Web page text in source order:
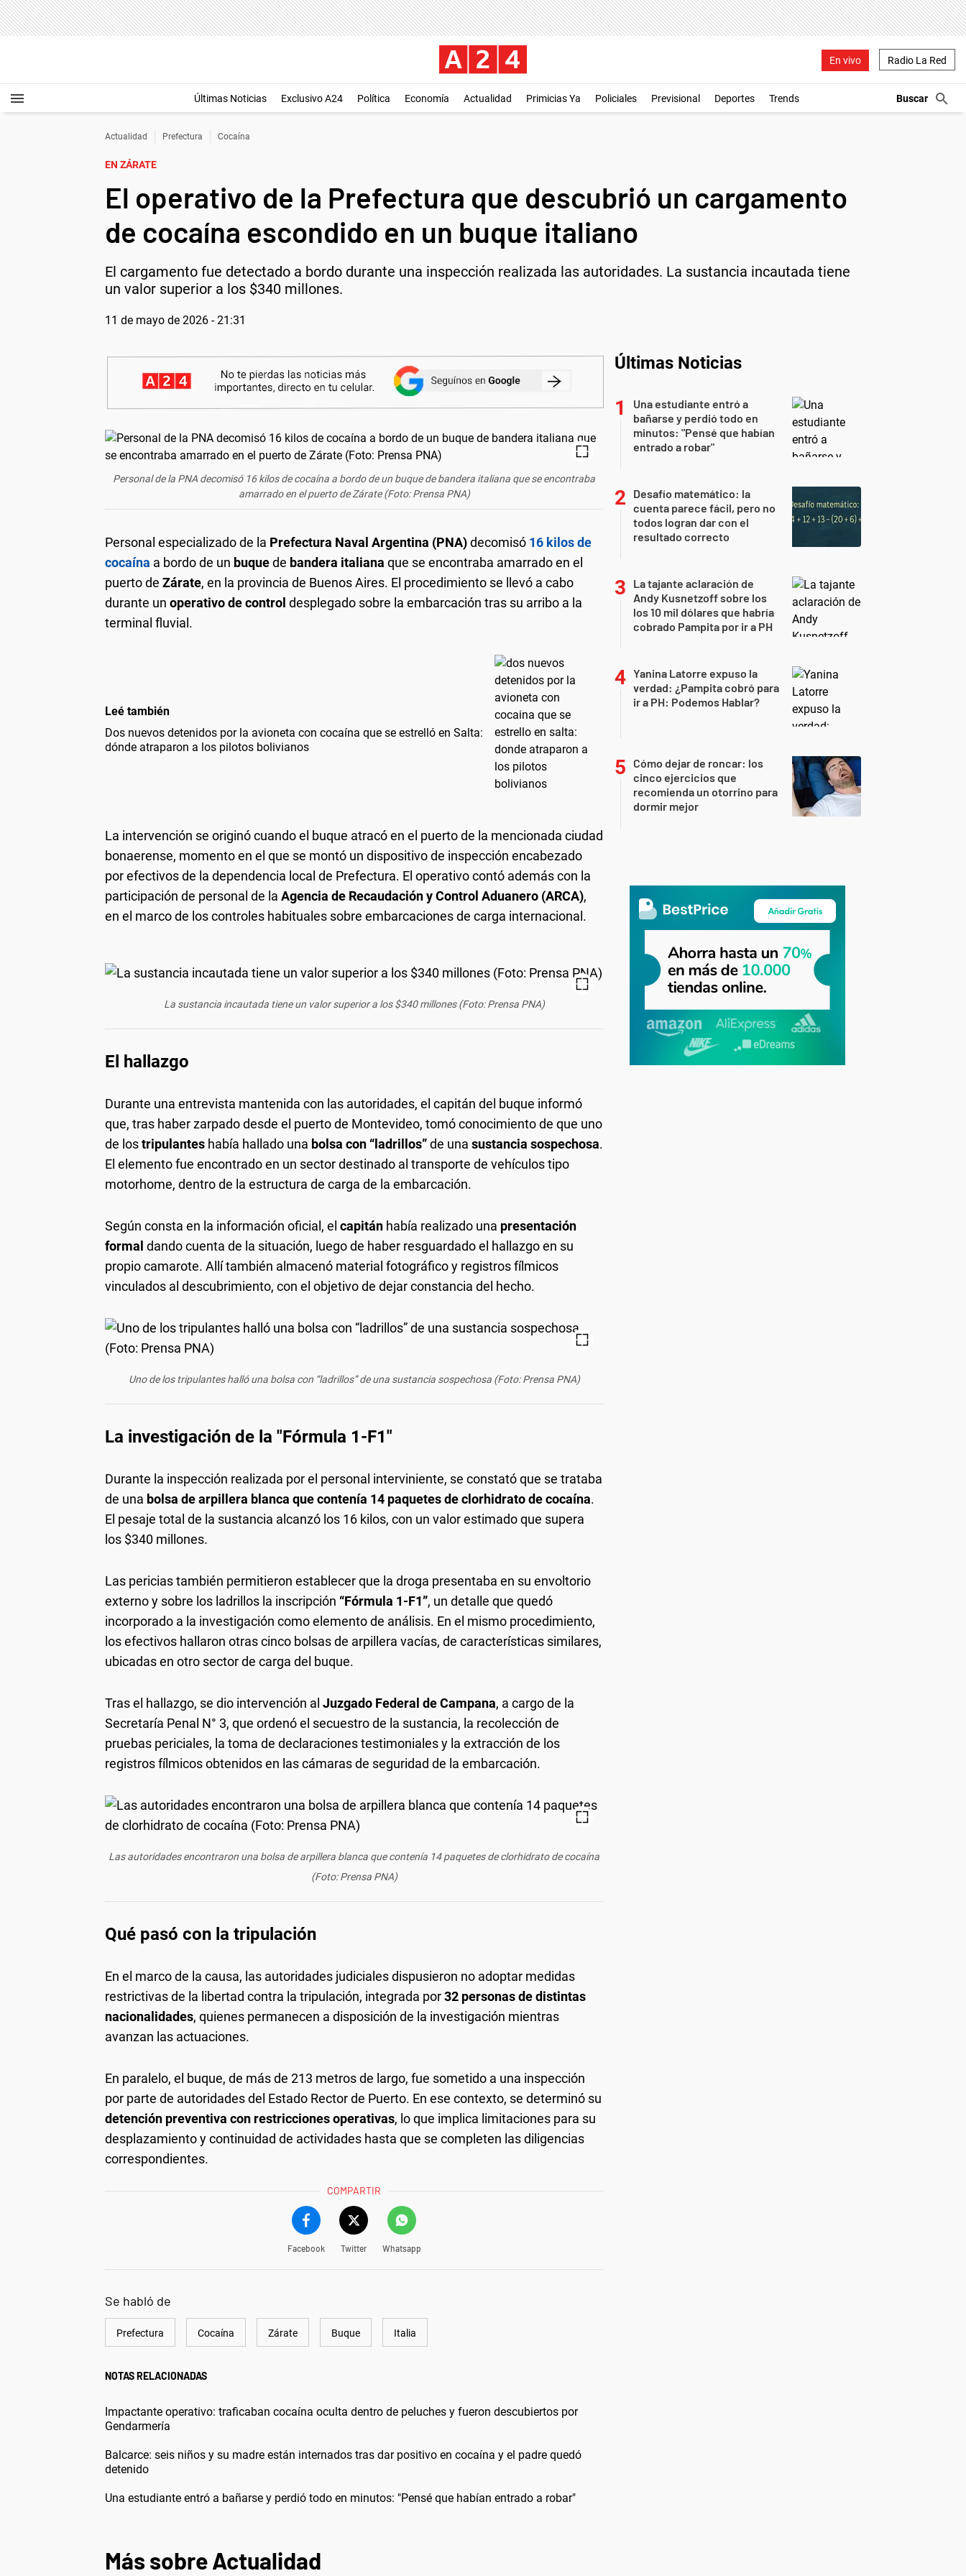
En vivo Radio La Red
Últimas Noticias Exclusivo A24 Política Economía Actualidad Primicias Ya Policiales Previsional Deportes Trends
Actualidad Prefectura Cocaína
EN ZÁRATE
El operativo de la Prefectura que descubrió un cargamento
de cocaína escondido en un buque italiano
El cargamento fue detectado a bordo durante una inspección realizada las autoridades. La sustancia incautada tiene
un valor superior a los $340 millones.
11 de mayo de 2026 - 21:31
Personal de la PNA decomisó 16 kilos de cocaína a bordo de un buque de bandera italiana que se encontraba
amarrado en el puerto de Zárate (Foto: Prensa PNA)
Personal especializado de la Prefectura Naval Argentina (PNA)decomisó 16 kilos de
cocaína a bordo de un buquede bandera italiana que se encontraba amarrado en el
puerto de Zárate, en la provincia de Buenos Aires. El procedimiento se llevó a cabo
durante un operativo de control desplegado sobre la embarcación tras su arribo a la
terminal fluvial.
Leé también
Dos nuevos detenidos por la avioneta con cocaína que se estrelló en Salta:
dónde atraparon a los pilotos bolivianos
La intervención se originó cuando el buque atracó en el puerto de la mencionada ciudad
bonaerense, momento en el que se montó un dispositivo de inspección encabezado
por efectivos de la dependencia local de Prefectura. El operativo contó además con la
participación de personal de la Agencia de Recaudación y Control Aduanero (ARCA),
en el marco de los controles habituales sobre embarcaciones de carga internacional.
La sustancia incautada tiene un valor superior a los $340 millones (Foto: Prensa PNA)
El hallazgo
Durante una entrevista mantenida con las autoridades, el capitán del buque informó
que, tras haber zarpado desde el puerto de Montevideo, tomó conocimiento de que uno
de lostripulantes había hallado una bolsa con “ladrillos”de una sustancia sospechosa.
El elemento fue encontrado en un sector destinado al transporte de vehículos tipo
motorhome, dentro de la estructura de carga de la embarcación.
Según consta en la información oficial, el capitán había realizado una presentación
formal dando cuenta de la situación, luego de haber resguardado el hallazgo en su
propio camarote. Allí también almacenó material fotográfico y registros fílmicos
vinculados al descubrimiento, con el objetivo de dejar constancia del hecho.
Uno de los tripulantes halló una bolsa con “ladrillos” de una sustancia sospechosa (Foto: Prensa PNA)
La investigación de la "Fórmula 1-F1"
Durante la inspección realizada por el personal interviniente, se constató que se trataba
de una bolsa de arpillera blanca que contenía 14 paquetes de clorhidrato de cocaína.
El pesaje total de la sustancia alcanzó los 16 kilos, con un valor estimado que supera
los $340 millones.
Las pericias también permitieron establecer que la droga presentaba en su envoltorio
externo y sobre los ladrillos la inscripción “Fórmula 1-F1”, un detalle que quedó
incorporado a la investigación como elemento de análisis. En el mismo procedimiento,
los efectivos hallaron otras cinco bolsas de arpillera vacías, de características similares,
ubicadas en otro sector de carga del buque.
Tras el hallazgo, se dio intervención al Juzgado Federal de Campana, a cargo de la
Secretaría Penal N° 3, que ordenó el secuestro de la sustancia, la recolección de
pruebas periciales, la toma de declaraciones testimoniales y la extracción de los
registros fílmicos obtenidos en las cámaras de seguridad de la embarcación.
Las autoridades encontraron una bolsa de arpillera blanca que contenía 14 paquetes de clorhidrato de cocaína
(Foto: Prensa PNA)
Qué pasó con la tripulación
En el marco de la causa, las autoridades judiciales dispusieron no adoptar medidas
restrictivas de la libertad contra la tripulación, integrada por32 personas de distintas
nacionalidades, quienes permanecen a disposición de la investigación mientras
avanzan las actuaciones.
En paralelo, el buque, de más de 213 metros de largo, fue sometido a una inspección
por parte de autoridades del Estado Rector de Puerto. En ese contexto, se determinó su
detención preventiva con restricciones operativas, lo que implica limitaciones para su
desplazamiento y continuidad de actividades hasta que se completen las diligencias
correspondientes.
COMPARTIR
Facebook Twitter Whatsapp
Se habló de
Prefectura Cocaína Zárate Buque Italia
NOTAS RELACIONADAS
Impactante operativo: traficaban cocaína oculta dentro de peluches y fueron descubiertos por
Gendarmería
Balcarce: seis niños y su madre están internados tras dar positivo en cocaína y el padre quedó
detenido
Una estudiante entró a bañarse y perdió todo en minutos: "Pensé que habían entrado a robar"
Últimas Noticias
Una estudiante entró a
bañarse y perdió todo en
minutos: "Pensé que habían
entrado a robar"
Desafío matemático: la
cuenta parece fácil, pero no
todos logran dar con el
resultado correcto
La tajante aclaración de
Andy Kusnetzoff sobre los
los 10 mil dólares que habría
cobrado Pampita por ir a PH
Yanina Latorre expuso la
verdad: ¿Pampita cobró para
ir a PH: Podemos Hablar?
Cómo dejar de roncar: los
cinco ejercicios que
recomienda un otorrino para
dormir mejor
Más sobre Actualidad